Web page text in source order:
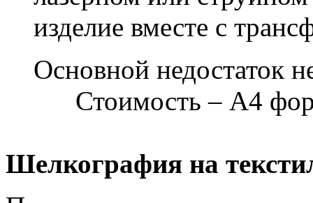
изделие вместе с
Основной недостаток
Стоимость – А4
Шелкография на